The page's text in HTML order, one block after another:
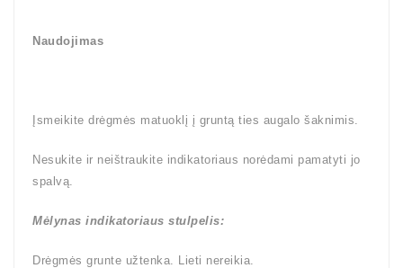
Naudojimas
Įsmeikite drėgmės matuoklį į gruntą ties augalo šaknimis.
Nesukite ir neištraukite indikatoriaus norėdami pamatyti jo
spalvą.
Mėlynas indikatoriaus stulpelis:
Drėgmės grunte užtenka. Lieti nereikia.